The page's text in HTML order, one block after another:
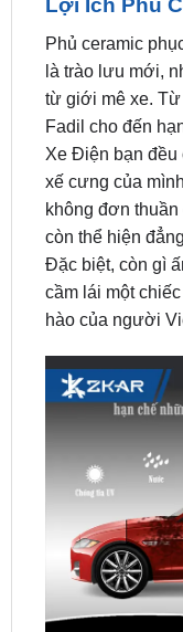
là trào lưu mới,
từ giới mê xe.
Fadil cho đến
Xe Điện bạn đều
xế cưng của
không đơn
còn thể hiện
Đặc biệt, còn gì
cầm lái một
hào của người